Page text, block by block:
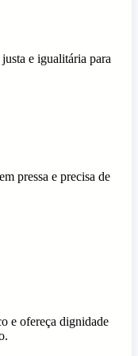
e igualitária para
pressa e precisa de
e ofereça dignidade